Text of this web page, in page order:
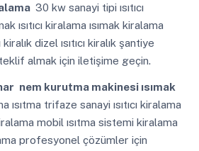
30 kw sanayi tipi ısıtıcı
ısıtıcı kiralama ısımak kiralama
dizel ısıtıcı kiralık şantiye
teklif almak için iletişime geçin.
nem kurutma makinesi ısımak
ısıtma trifaze sanayi ısıtıcı kiralama
mobil ısıtma sistemi kiralama
profesyonel çözümler için